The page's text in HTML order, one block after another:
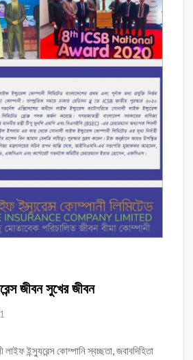
জীবন সুখের জীবন
ইন্স্যুরেন্স কোম্পানি স্বচ্ছতা, জবাবদিহিতা